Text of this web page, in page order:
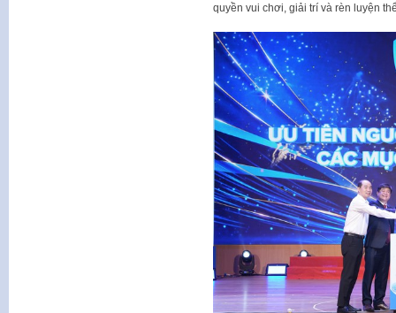
quyền vui chơi, giải trí và rèn luyện